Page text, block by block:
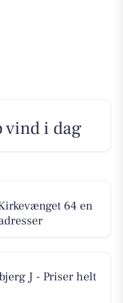
vind i dag
64 en
J - Priser helt